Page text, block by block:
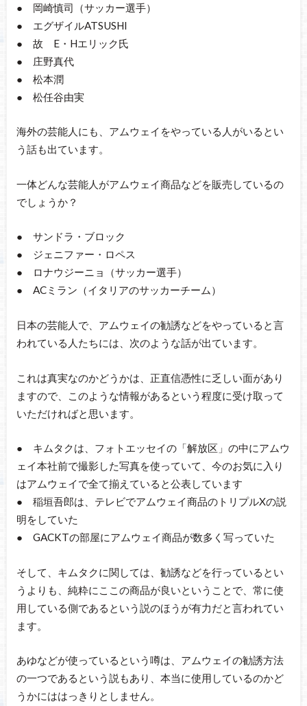
● 岡崎慎司（サッカー選手）
● エグザイルATSUSHI
● 故 E・Hエリック氏
● 庄野真代
● 松本潤
● 松任谷由実
海外の芸能人にも、アムウェイをやっている人がいるとい
う話も出ています。
一体どんな芸能人がアムウェイ商品などを販売しているの
でしょうか？
● サンドラ・ブロック
● ジェニファー・ロペス
● ロナウジーニョ（サッカー選手）
● ACミラン（イタリアのサッカーチーム）
日本の芸能人で、アムウェイの勧誘などをやっていると言
われている人たちには、次のような話が出ています。
これは真実なのかどうかは、正直信憑性に乏しい面があり
ますので、このような情報があるという程度に受け取って
いただければと思います。
● キムタクは、フォトエッセイの「解放区」の中にアムウ
ェイ本社前で撮影した写真を使っていて、今のお気に入り
はアムウェイで全て揃えていると公表しています
● 稲垣吾郎は、テレビでアムウェイ商品のトリプルXの説
明をしていた
● GACKTの部屋にアムウェイ商品が数多く写っていた
そして、キムタクに関しては、勧誘などを行っているとい
うよりも、純粋にここの商品が良いということで、常に使
用している側であるという説のほうが有力だと言われてい
ます。
あゆなどが使っているという噂は、アムウェイの勧誘方法
の一つであるという説もあり、本当に使用しているのかど
うかにははっきりとしません。